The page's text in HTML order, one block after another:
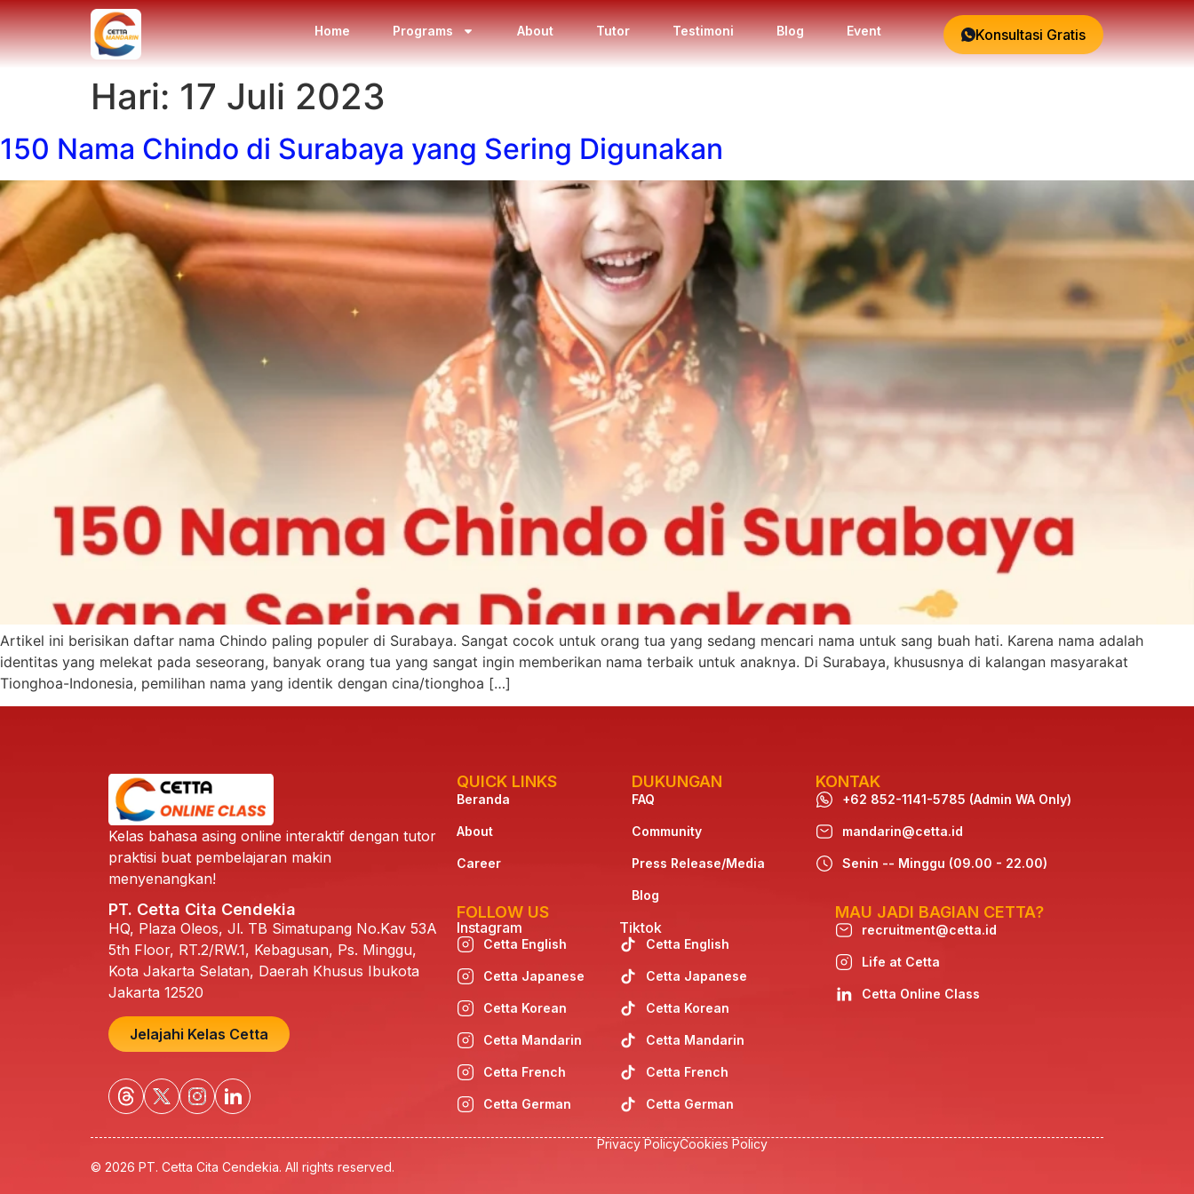
Home Programs About Tutor Testimoni Blog Event Konsultasi Gratis
Hari: 17 Juli 2023
150 Nama Chindo di Surabaya yang Sering Digunakan
Artikel ini berisikan daftar nama Chindo paling populer di Surabaya. Sangat cocok untuk orang tua yang sedang mencari nama untuk sang buah hati. Karena nama adalah
identitas yang melekat pada seseorang, banyak orang tua yang sangat ingin memberikan nama terbaik untuk anaknya. Di Surabaya, khususnya di kalangan masyarakat
Tionghoa-Indonesia, pemilihan nama yang identik dengan cina/tionghoa […]
Kelas bahasa asing online interaktif dengan tutor
praktisi buat pembelajaran makin
menyenangkan!
PT. Cetta Cita Cendekia
HQ, Plaza Oleos, Jl. TB Simatupang No.Kav 53A
5th Floor, RT.2/RW.1, Kebagusan, Ps. Minggu,
Kota Jakarta Selatan, Daerah Khusus Ibukota
Jakarta 12520
Jelajahi Kelas Cetta
QUICK LINKS
Beranda
About
Career
DUKUNGAN
FAQ
Community
Press Release/Media
Blog
KONTAK
+62 852-1141-5785 (Admin WA Only)
mandarin@cetta.id
Senin -- Minggu (09.00 - 22.00)
FOLLOW US
Instagram
Cetta English
Cetta Japanese
Cetta Korean
Cetta Mandarin
Cetta French
Cetta German
Tiktok
Cetta English
Cetta Japanese
Cetta Korean
Cetta Mandarin
Cetta French
Cetta German
MAU JADI BAGIAN CETTA?
recruitment@cetta.id
Life at Cetta
Cetta Online Class
© 2026 PT. Cetta Cita Cendekia. All rights reserved.
Privacy PolicyCookies Policy